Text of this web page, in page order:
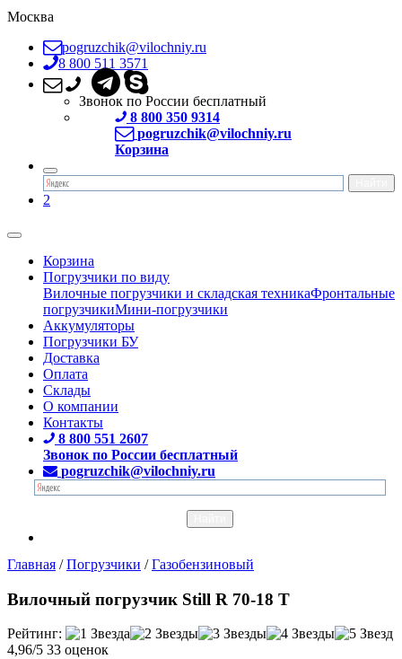
Москва
pogruzchik@vilochniy.ru
8 800 511 3571
Звонок по России бесплатный
8 800 350 9314
pogruzchik@vilochniy.ru
Корзина
2
Корзина
Погрузчики по виду
Вилочные погрузчики и складская техникаФронтальные
погрузчикиМини-погрузчики
Аккумуляторы
Погрузчики БУ
Доставка
Оплата
Склады
О компании
Контакты
8 800 551 2607
Звонок по России бесплатный
pogruzchik@vilochniy.ru
Главная /Погрузчики /Газобензиновый
Вилочный погрузчик Still R 70-18 T
Рейтинг:
4,96/5 33 оценок